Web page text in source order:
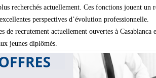
recherchés actuellement. Ces fonctions jouent un
perspectives d’évolution professionnelle.
de recrutement actuellement ouvertes à Casablanca
jeunes diplômés.